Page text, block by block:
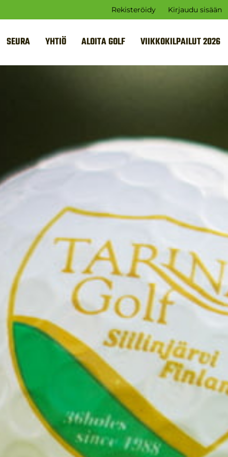
Rekisteröidy Kirjaudu sisään
SEURA YHTIÖ ALOITA GOLF VIIKKOKILPAILUT 2026